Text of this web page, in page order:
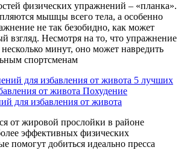
физических упражнений – «планка».
мышцы всего тела, а особенно
не так безобидно, как может
взгляд. Несмотря на то, что упражнение
минут, оно может навредить
спортсменам
5 лучших
от живота Похудение
для избавления от живота
от жировой прослойки в районе
эффективных физических
помогут добиться идеально пресса